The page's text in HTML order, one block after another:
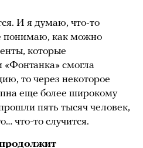
И я думаю, что-то
понимаю, как можно
которые
смогла
то через некоторое
еще более широкому
пять тысяч человек,
что-то случится.